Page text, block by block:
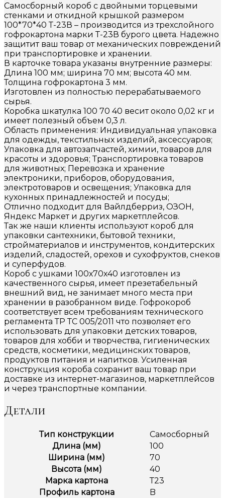
Самосборный короб с двойными торцевыми
стенками и откидной крышкой размером
100*70*40 Т-23В – производится из трехслойного
гофрокартона марки Т-23В бурого цвета. Надежно
защитит ваш товар от механических повреждений
при транспортировке и хранении.
В карточке товара указаны внутренние размеры:
Длина 100 мм; ширина 70 мм; высота 40 мм.
Толщина гофрокартона 3 мм.
Изготовлен из полностью перерабатываемого
сырья.
Коробка шкатулка 100 70 40 весит около 0,02 кг и
имеет полезный объем 0,3 л.
Область применения: Индивидуальная упаковка
для одежды, текстильных изделий, аксессуаров;
Упаковка для автозапчастей, химии, товаров для
красоты и здоровья; Транспортировка товаров
для животных; Перевозка и хранение
электроники, приборов, оборудования,
электротоваров и освещения; Упаковка для
кухонных принадлежностей и посуды;
Отлично подходит для Вайлдберриз, ОЗОН,
Яндекс Маркет и других маркетплейсов.
Так же наши клиенты используют короб для
упаковки сантехники, бытовой техники,
стройматериалов и инструментов, кондитерских
изделий, сладостей, орехов и сухофруктов, снеков
и суперфудов.
Короб с ушками 100х70х40 изготовлен из
качественного сырья, имеет презетабельный
внешний вид, не занимает много места при
хранении в разобранном виде. Гофрокороб
соответствует всем требованиям технического
регламента ТР ТС 005/2011 что позволяет его
использовать для упаковки детских товаров,
товаров для хобби и творчества, гигиенических
средств, косметики, медицинских товаров,
продуктов питания и напитков. Усиленная
конструкция короба сохранит ваш товар при
доставке из интернет-магазинов, маркетплейсов
и через транспортные компании.
Детали
Тип конструкции
Самосборный
Длина (мм)
100
Ширина (мм)
70
Высота (мм)
40
Марка картона
Т23
Профиль картона
B